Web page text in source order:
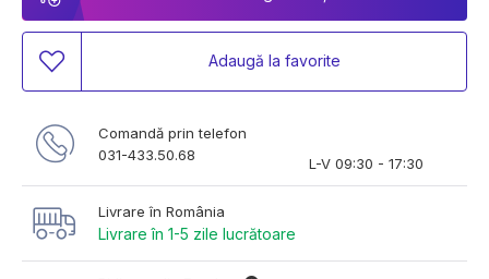
Adaugă la favorite
Comandă prin telefon
031-433.50.68
L-V 09:30 - 17:30
Livrare în România
Livrare în 1-5 zile lucrătoare